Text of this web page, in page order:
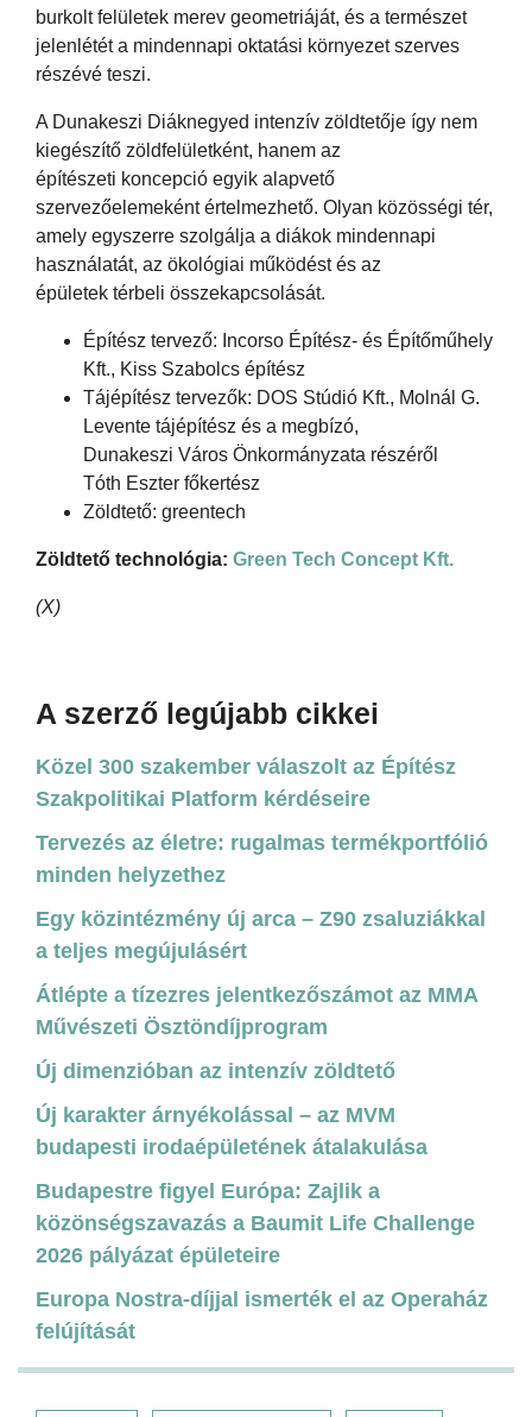
burkolt felületek merev geometriáját, és a természet
jelenlétét a mindennapi oktatási környezet szerves
részévé teszi.
A Dunakeszi Diáknegyed intenzív zöldtetője így nem
kiegészítő zöldfelületként, hanem az
építészeti koncepció egyik alapvető
szervezőelemeként értelmezhető. Olyan közösségi tér,
amely egyszerre szolgálja a diákok mindennapi
használatát, az ökológiai működést és az
épületek térbeli összekapcsolását.
Építész tervező: Incorso Építész- és Építőműhely
Kft., Kiss Szabolcs építész
Tájépítész tervezők: DOS Stúdió Kft., Molnál G.
Levente tájépítész és a megbízó,
Dunakeszi Város Önkormányzata részéről
Tóth Eszter főkertész
Zöldtető: greentech
Zöldtető technológia: Green Tech Concept Kft.
(X)
A szerző legújabb cikkei
Közel 300 szakember válaszolt az Építész
Szakpolitikai Platform kérdéseire
Tervezés az életre: rugalmas termékportfólió
minden helyzethez
Egy közintézmény új arca – Z90 zsaluziákkal
a teljes megújulásért
Átlépte a tízezres jelentkezőszámot az MMA
Művészeti Ösztöndíjprogram
Új dimenzióban az intenzív zöldtető
Új karakter árnyékolással – az MVM
budapesti irodaépületének átalakulása
Budapestre figyel Európa: Zajlik a
közönségszavazás a Baumit Life Challenge
2026 pályázat épületeire
Europa Nostra-díjjal ismerték el az Operaház
felújítását